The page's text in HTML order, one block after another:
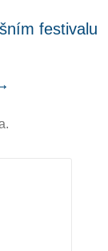
festivalu